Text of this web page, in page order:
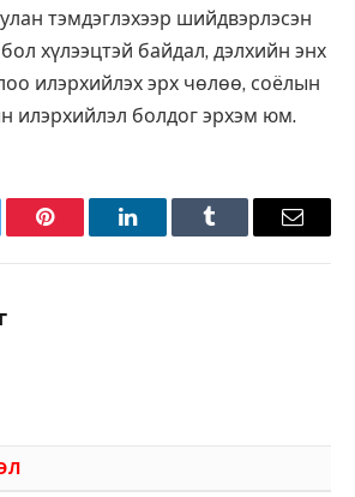
тэмдэглэхээр шийдвэрлэсэн
хүлээцтэй байдал, дэлхийн энх
илэрхийлэх эрх чөлөө, соёлын
илэрхийлэл болдог эрхэм юм.
Pinterest LinkedInTumblr Имэйл